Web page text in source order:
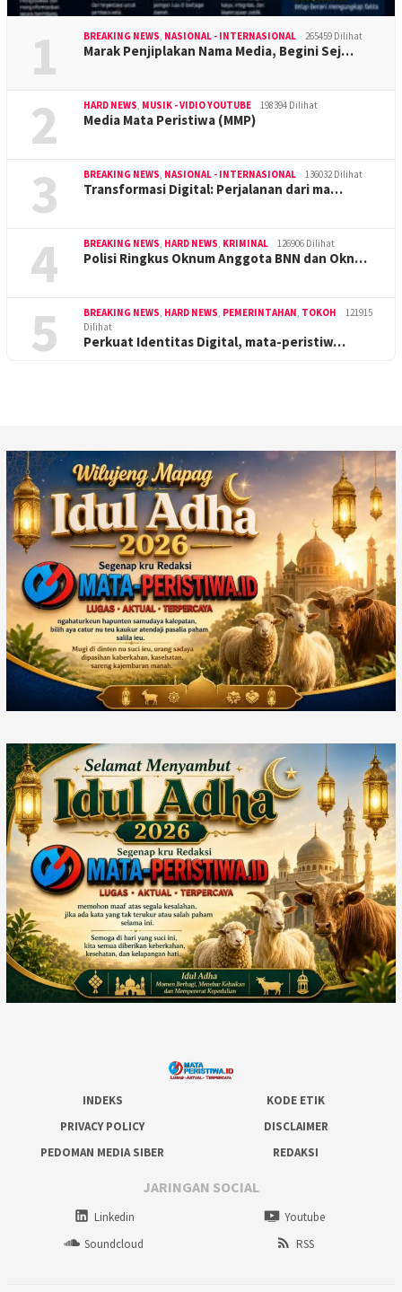
1 BREAKING NEWS, NASIONAL - INTERNASIONAL 265459 Dilihat
Marak Penjiplakan Nama Media, Begini Sej…
2 HARD NEWS, MUSIK - VIDIO YOUTUBE 198394 Dilihat
Media Mata Peristiwa (MMP)
3 BREAKING NEWS, NASIONAL - INTERNASIONAL 136032 Dilihat
Transformasi Digital: Perjalanan dari ma…
4 BREAKING NEWS, HARD NEWS, KRIMINAL 126906 Dilihat
Polisi Ringkus Oknum Anggota BNN dan Okn…
5 BREAKING NEWS, HARD NEWS, PEMERINTAHAN, TOKOH
121915
Dilihat
Perkuat Identitas Digital, mata-peristiw…
INDEKS
KODE ETIK
PRIVACY POLICY
DISCLAIMER
PEDOMAN MEDIA SIBER
REDAKSI
JARINGAN SOCIAL
Linkedin
Youtube
Soundcloud
RSS